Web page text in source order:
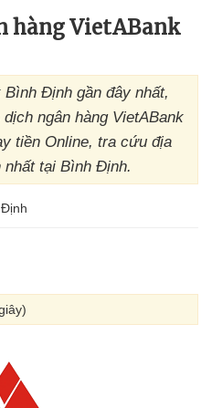
hàng VietABank
Định gần đây nhất,
ngân hàng VietABank
tiền Online, tra cứu địa
nhất tại Bình Định.